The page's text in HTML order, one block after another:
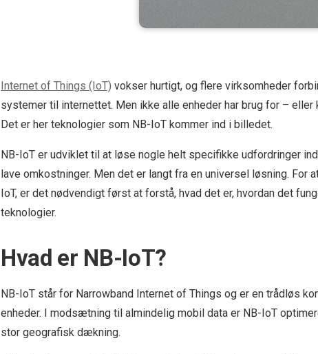
Internet of Things (IoT) vokser hurtigt, og flere virksomheder
systemer til internettet. Men ikke alle enheder har brug for –
Det er her teknologier som NB-IoT kommer ind i billedet.
NB-IoT er udviklet til at løse nogle helt specifikke udfordringer
lave omkostninger. Men det er langt fra en universel løsning. For
IoT, er det nødvendigt først at forstå, hvad det er, hvordan det
teknologier.
Hvad er NB-IoT?
NB-IoT står for Narrowband Internet of Things og er en trådløs
enheder. I modsætning til almindelig mobil data er NB-IoT
stor geografisk dækning.